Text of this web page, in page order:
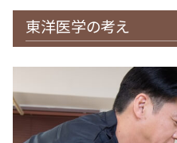
東洋医学の考え